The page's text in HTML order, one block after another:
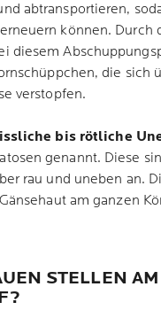
abtransportieren,
können. Durch
diesem
die sich
verstopfen.
bis rötliche
genannt. Diese
rau und uneben an.
am ganzen
STELLEN